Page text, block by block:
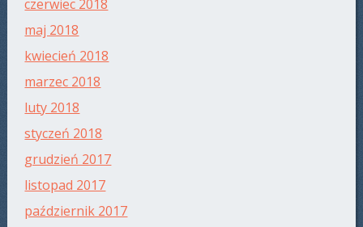
czerwiec 2018
maj 2018
kwiecień 2018
marzec 2018
luty 2018
styczeń 2018
grudzień 2017
listopad 2017
październik 2017